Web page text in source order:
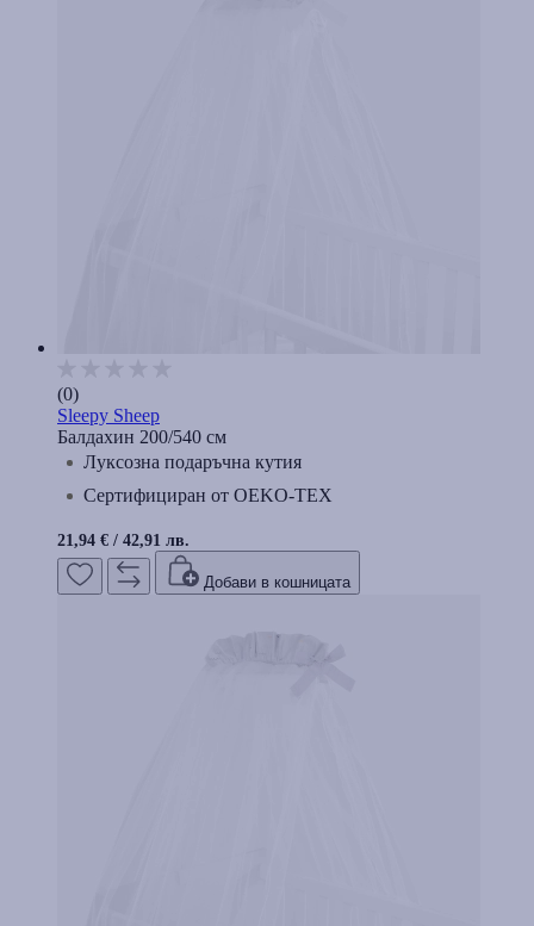
(0)
Sleepy Sheep
Балдахин 200/540 см
Луксозна подаръчна кутия
Сертифициран от OEKO-TEX
21,94 € / 42,91 лв.
Добави в кошницата